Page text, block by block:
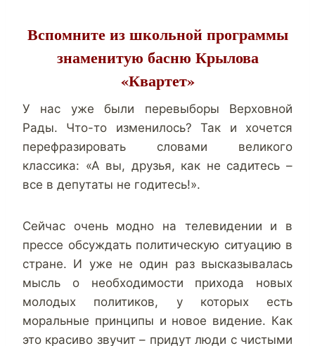
Вспомните из школьной программы
знаменитую басню Крылова
«Квартет»
У нас уже были перевыборы Верховной
Рады. Что-то изменилось? Так и хочется
перефразировать словами великого
классика: «А вы, друзья, как не садитесь –
все в депутаты не годитесь!».
Сейчас очень модно на телевидении и в
прессе обсуждать политическую ситуацию в
стране. И уже не один раз высказывалась
мысль о необходимости прихода новых
молодых политиков, у которых есть
моральные принципы и новое видение. Как
это красиво звучит – придут люди с чистыми